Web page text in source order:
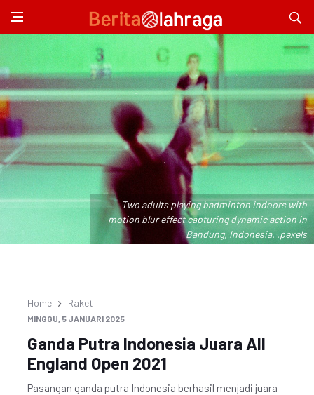
Two adults playing badminton indoors with
motion blur effect capturing dynamic action in
Bandung, Indonesia. .pexels
Home Raket
MINGGU, 5 JANUARI 2025
Ganda Putra Indonesia Juara All
England Open 2021
Pasangan ganda putra Indonesia berhasil menjadi juara